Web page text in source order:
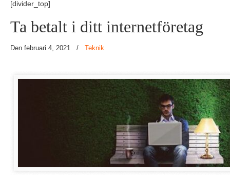
[divider_top]
Ta betalt i ditt internetföretag
Den februari 4, 2021 / Teknik